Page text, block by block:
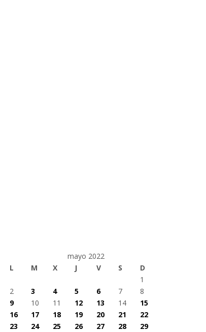
mayo 2022
L
M X J V S
D
1
2
3 4 5 6 7
8
9
10 11 12 13 14
15
16
17 18 19 20 21
22
23
24 25 26 27 28
29